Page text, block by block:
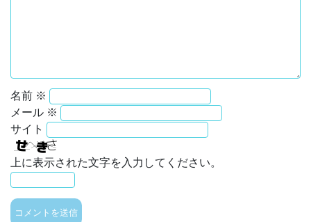
名前 ※
メール ※
サイト
上に表示された文字を入力してください。